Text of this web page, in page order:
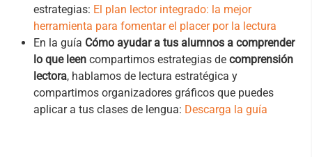
estrategias: El plan lector integrado: la mejor
herramienta para fomentar el placer por la lectura
En la guía Cómo ayudar a tus alumnos a comprender
lo que leen compartimos estrategias de comprensión
lectora, hablamos de lectura estratégica y
compartimos organizadores gráficos que puedes
aplicar a tus clases de lengua: Descarga la guía